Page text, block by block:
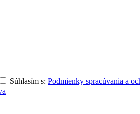
Súhlasím s: Podmienky spracúvania a